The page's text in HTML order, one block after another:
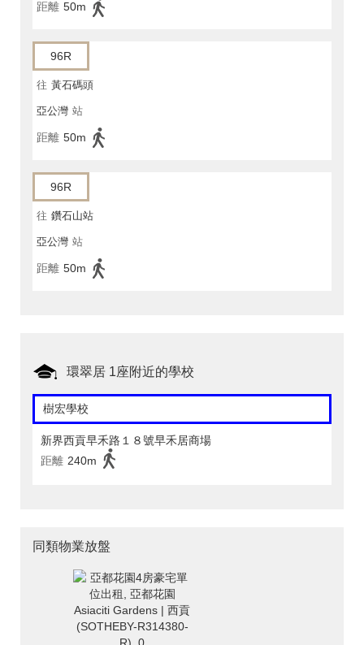
距離 50m
96R
往 黃石碼頭
亞公灣 站
距離 50m
96R
往 鑽石山站
亞公灣 站
距離 50m
環翠居 1座附近的學校
樹宏學校
新界西貢早禾路１８號早禾居商場
距離 240m
同類物業放盤